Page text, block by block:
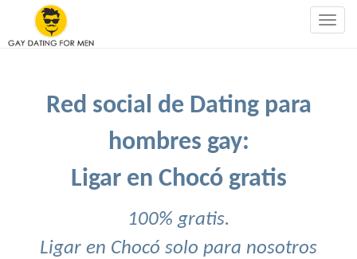
Red social de Dating para
hombres gay:
Ligar en Chocó gratis
100% gratis.
Ligar en Chocó solo para nosotros